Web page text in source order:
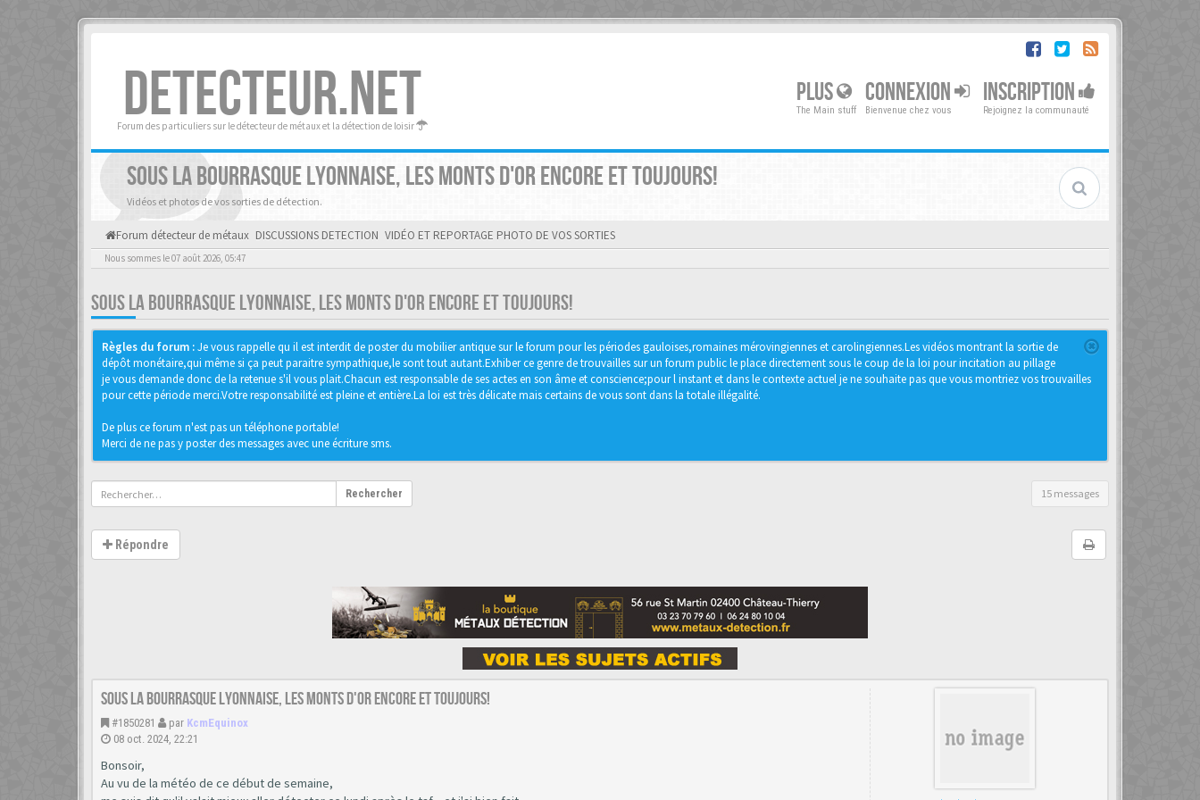
DETECTEUR.NET
Forum des particuliers sur le détecteur de métaux et la détection de loisir
PLUS
The Main stuff
CONNEXION
Bienvenue chez vous
INSCRIPTION
Rejoignez la communauté
SOUS LA BOURRASQUE LYONNAISE, LES MONTS D'OR ENCORE ET TOUJOURS!
Vidéos et photos de vos sorties de détection.
Forum détecteur de métaux DISCUSSIONS DETECTION VIDÉO ET REPORTAGE PHOTO DE VOS SORTIES
Nous sommes le 07 août 2026, 05:47
SOUS LA BOURRASQUE LYONNAISE, LES MONTS D'OR ENCORE ET TOUJOURS!
Règles du forum :Je vous rappelle qu il est interdit de poster du mobilier antique sur le forum pour les périodes gauloises,romaines mérovingiennes et carolingiennes.Les vidéos montrant la sortie de
dépôt monétaire,qui même si ça peut paraitre sympathique,le sont tout autant.Exhiber ce genre de trouvailles sur un forum public le place directement sous le coup de la loi pour incitation au pillage
je vous demande donc de la retenue s'il vous plait.Chacun est responsable de ses actes en son âme et conscience;pour l instant et dans le contexte actuel je ne souhaite pas que vous montriez vos trouvailles
pour cette période merci.Votre responsabilité est pleine et entière.La loi est très délicate mais certains de vous sont dans la totale illégalité.
De plus ce forum n'est pas un téléphone portable!
Merci de ne pas y poster des messages avec une écriture sms.
Rechercher 15 messages
Répondre
Sous la bourrasque Lyonnaise, les monts d'or encore et toujours!
#1850281 par KcmEquinox
08 oct. 2024, 22:21
Bonsoir,
Au vu de la météo de ce début de semaine,